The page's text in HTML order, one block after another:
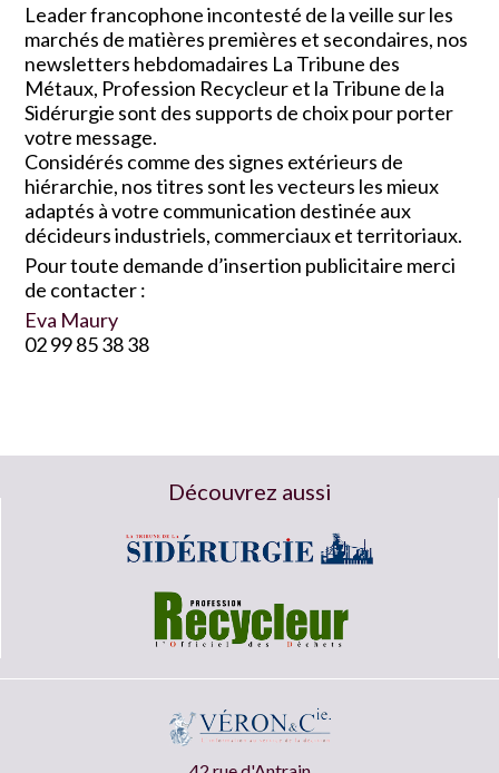
Leader francophone incontesté de la veille sur les
marchés de matières premières et secondaires, nos
newsletters hebdomadaires La Tribune des
Métaux, Profession Recycleur et la Tribune de la
Sidérurgie sont des supports de choix pour porter
votre message.
Considérés comme des signes extérieurs de
hiérarchie, nos titres sont les vecteurs les mieux
adaptés à votre communication destinée aux
décideurs industriels, commerciaux et territoriaux.
Pour toute demande d’insertion publicitaire merci
de contacter :
Eva Maury
02 99 85 38 38
Découvrez aussi